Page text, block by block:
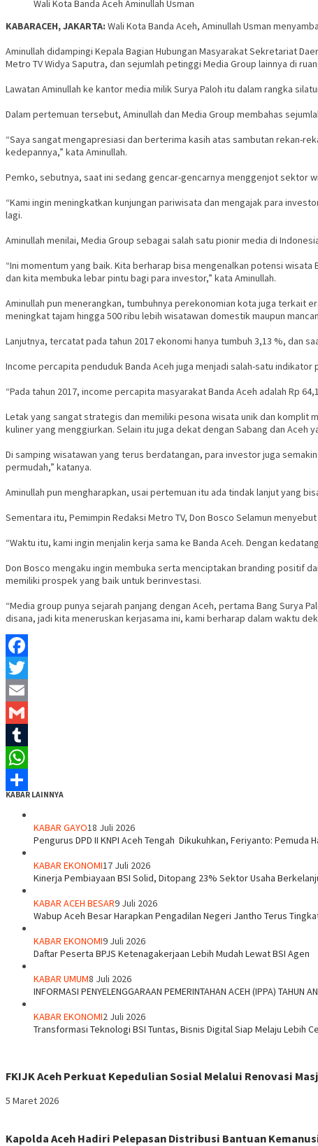
Wali Kota Banda Aceh Aminullah Usman
KABARACEH, JAKARTA: Wali Kota Banda Aceh, Aminullah Usman
Aminullah didampingi Kepala Bagian Hubungan Masyarakat Sekretariat
Metro TV Widya Saputra, dan sejumlah petinggi Media Group lainnya di
Lawatan Aminullah ke kantor media milik Surya Paloh itu dalam rangka
Dalam pertemuan tersebut, Aminullah dan Media Group membahas
“Saya sangat mengapresiasi dan berterima kasih atas sambutan rekan-
kedepannya,” kata Aminullah.
Pemko, sebutnya, saat ini sedang gencar-gencarnya menggenjot sektor
“Kami ingin meningkatkan kunjungan pariwisata dan mengajak para
lagi.
Aminullah menilai, Media Group sebagai salah satu pionir media di
“Ini momentum yang baik. Kita berharap bisa mengenalkan potensi
dan kita membuka lebar pintu bagi para investor,” kata Aminullah.
Aminullah pun menerangkan, tumbuhnya perekonomian kota juga terkait
meningkat tajam hingga 500 ribu lebih wisatawan domestik maupun
Lanjutnya, tercatat pada tahun 2017 ekonomi hanya tumbuh 3,13 %, dan
Income percapita penduduk Banda Aceh juga menjadi salah-satu indikator
“Pada tahun 2017, income percapita masyarakat Banda Aceh adalah Rp
Letak yang sangat strategis dan memiliki pesona wisata unik dan komplit
kuliner yang menggiurkan. Selain itu juga dekat dengan Sabang dan Aceh
Di samping wisatawan yang terus berdatangan, para investor juga
permudah,” katanya.
Aminullah pun mengharapkan, usai pertemuan itu ada tindak lanjut yang
Sementara itu, Pemimpin Redaksi Metro TV, Don Bosco Selamun
“Waktu itu, kami ingin menjalin kerja sama ke Banda Aceh. Dengan
Don Bosco mengaku ingin membuka serta menciptakan branding positif
memiliki prospek yang baik untuk berinvestasi.
“Media group punya sejarah panjang dengan Aceh, pertama Bang Surya
disana, jadi kita meneruskan kerjasama ini, kami berharap dalam waktu
Facebook
Twitter
Email
Gmail
Tumblr
WhatsApp
KABAR LAINNYA
KABAR GAYO18 Juli 2026
‎Pengurus DPD II KNPI Aceh Tengah Dikukuhkan, Feriyanto: Pemuda
KABAR EKONOMI17 Juli 2026
Kinerja Pembiayaan BSI Solid, Ditopang 23% Sektor Usaha
KABAR ACEH BESAR9 Juli 2026
Wabup Aceh Besar Harapkan Pengadilan Negeri Jantho Terus
KABAR EKONOMI9 Juli 2026
Daftar Peserta BPJS Ketenagakerjaan Lebih Mudah Lewat BSI Agen
KABAR UMUM8 Juli 2026
INFORMASI PENYELENGGARAAN PEMERINTAHAN ACEH (IPPA) TAHUN
KABAR EKONOMI2 Juli 2026
Transformasi Teknologi BSI Tuntas, Bisnis Digital Siap Melaju Lebih
FKIJK Aceh Perkuat Kepedulian Sosial Melalui Renovasi
5 Maret 2026
Kapolda Aceh Hadiri Pelepasan Distribusi Bantuan